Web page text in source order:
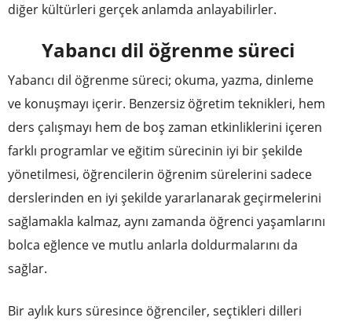
diğer kültürleri gerçek anlamda anlayabilirler.
Yabancı dil öğrenme süreci
Yabancı dil öğrenme süreci; okuma, yazma, dinleme
ve konuşmayı içerir. Benzersiz öğretim teknikleri, hem
ders çalışmayı hem de boş zaman etkinliklerini içeren
farklı programlar ve eğitim sürecinin iyi bir şekilde
yönetilmesi, öğrencilerin öğrenim sürelerini sadece
derslerinden en iyi şekilde yararlanarak geçirmelerini
sağlamakla kalmaz, aynı zamanda öğrenci yaşamlarını
bolca eğlence ve mutlu anlarla doldurmalarını da
sağlar.
Bir aylık kurs süresince öğrenciler, seçtikleri dilleri